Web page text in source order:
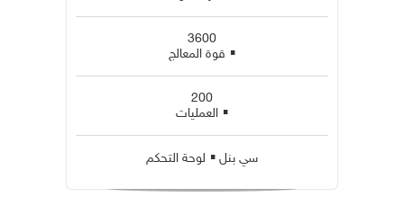
3600
▪ قوة المعالج
200
▪ العمليات
سي بنل ▪ لوحة التحكم